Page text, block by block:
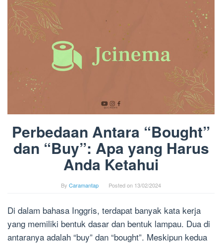
Perbedaan Antara “Bought”
dan “Buy”: Apa yang Harus
Anda Ketahui
By Caramantap Posted on 13/02/2024
Di dalam bahasa Inggris, terdapat banyak kata kerja
yang memiliki bentuk dasar dan bentuk lampau. Dua di
antaranya adalah “buy” dan “bought”. Meskipun kedua